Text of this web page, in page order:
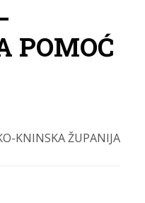
POMOĆ
KNINSKA ŽUPANIJA